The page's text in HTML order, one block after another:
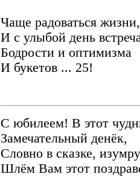
Чаще радоваться жизни,
И с улыбой день
Бодрости и оптимизма
И букетов ... 25!
С юбилеем! В этот
Замечательный денёк,
Словно в сказке,
Шлём Вам этот